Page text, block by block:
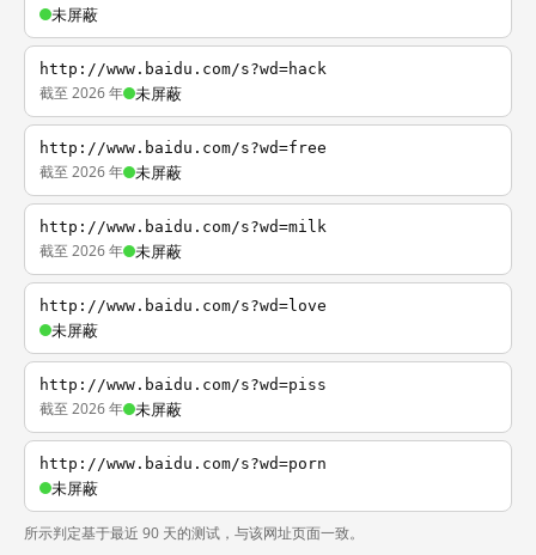
未屏蔽
http://www.baidu.com/s?wd=hack
截至 2026 年 未屏蔽
http://www.baidu.com/s?wd=free
截至 2026 年 未屏蔽
http://www.baidu.com/s?wd=milk
截至 2026 年 未屏蔽
http://www.baidu.com/s?wd=love
未屏蔽
http://www.baidu.com/s?wd=piss
截至 2026 年 未屏蔽
http://www.baidu.com/s?wd=porn
未屏蔽
所示判定基于最近 90 天的测试，与该网址页面一致。